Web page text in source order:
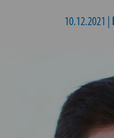
10.12.2021 |